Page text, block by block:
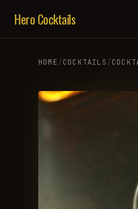
Hero Cocktails
HOME/COCKTAILS/